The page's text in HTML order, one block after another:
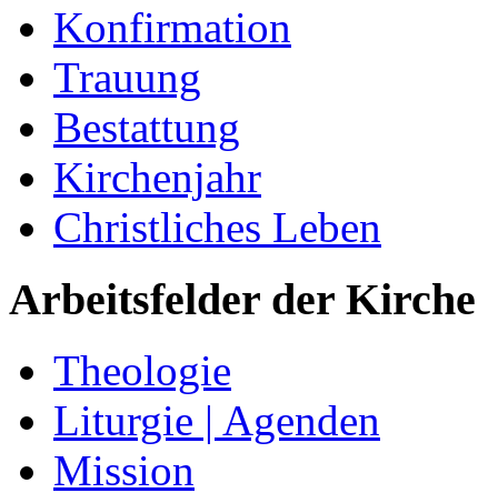
Konfirmation
Trauung
Bestattung
Kirchenjahr
Christliches Leben
Arbeitsfelder der Kirche
Theologie
Liturgie | Agenden
Mission